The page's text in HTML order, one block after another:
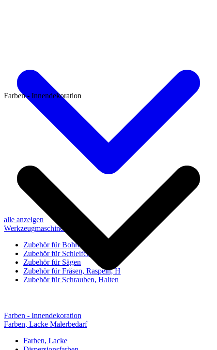
alle anzeigen
Werkzeugmaschinen-Zubehör
Zubehör für Bohren, Bohrhilfen
Zubehör für Schleifen, Poliere
Zubehör für Sägen
Zubehör für Fräsen, Raspeln, H
Zubehör für Schrauben, Halten
Farben - Innendekoration
Farben - Innendekoration
Farben, Lacke Malerbedarf
Farben, Lacke